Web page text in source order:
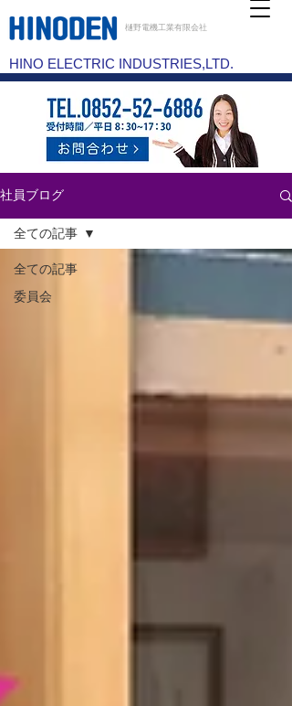
樋野電機工業有限会社
HINO ELECTRIC INDUSTRIES,LTD.
社員ブログ
全ての記事
委員会
全ての記事